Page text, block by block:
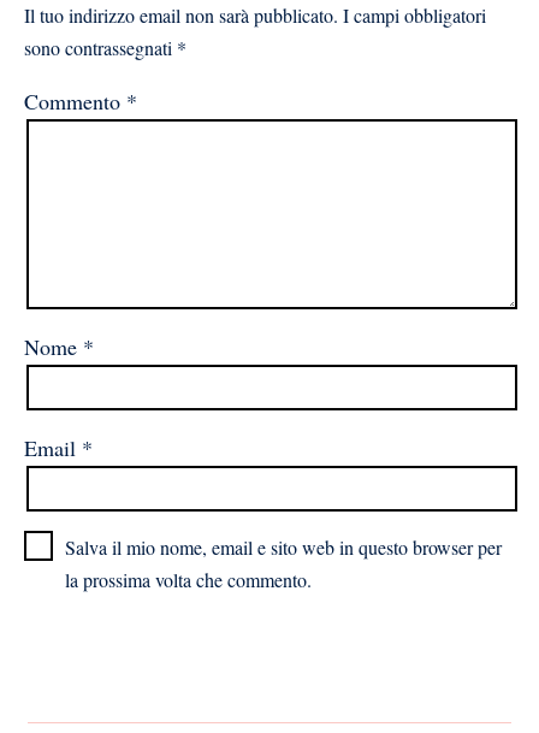
Il tuo indirizzo email non sarà pubblicato. I campi obbligatori
sono contrassegnati *
Commento *
Nome *
Email *
Salva il mio nome, email e sito web in questo browser per
la prossima volta che commento.